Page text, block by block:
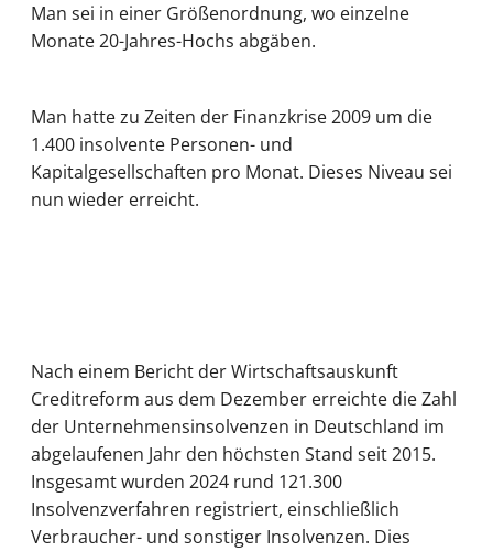
Man sei in einer Größenordnung, wo einzelne
Monate 20-Jahres-Hochs abgäben.
Man hatte zu Zeiten der Finanzkrise 2009 um die
1.400 insolvente Personen- und
Kapitalgesellschaften pro Monat. Dieses Niveau sei
nun wieder erreicht.
Nach einem Bericht der Wirtschaftsauskunft
Creditreform aus dem Dezember erreichte die Zahl
der Unternehmensinsolvenzen in Deutschland im
abgelaufenen Jahr den höchsten Stand seit 2015.
Insgesamt wurden 2024 rund 121.300
Insolvenzverfahren registriert, einschließlich
Verbraucher- und sonstiger Insolvenzen. Dies